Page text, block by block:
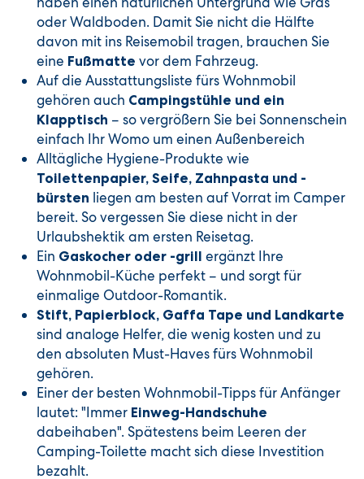
oder Waldboden. Damit Sie nicht die Hälfte
davon mit ins Reisemobil tragen, brauchen Sie
eine Fußmatte vor dem Fahrzeug.
Auf die Ausstattungsliste fürs Wohnmobil
gehören auch Campingstühle und ein
Klapptisch – so vergrößern Sie bei Sonnenschein
einfach Ihr Womo um einen Außenbereich
Alltägliche Hygiene-Produkte wie
Toilettenpapier, Seife, Zahnpasta und -
bürsten liegen am besten auf Vorrat im Camper
bereit. So vergessen Sie diese nicht in der
Urlaubshektik am ersten Reisetag.
Ein Gaskocher oder -grill ergänzt Ihre
Wohnmobil-Küche perfekt – und sorgt für
einmalige Outdoor-Romantik.
Stift, Papierblock, Gaffa Tape und Landkarte
sind analoge Helfer, die wenig kosten und zu
den absoluten Must-Haves fürs Wohnmobil
gehören.
Einer der besten Wohnmobil-Tipps für Anfänger
lautet: "Immer Einweg-Handschuhe
dabeihaben". Spätestens beim Leeren der
Camping-Toilette macht sich diese Investition
bezahlt.